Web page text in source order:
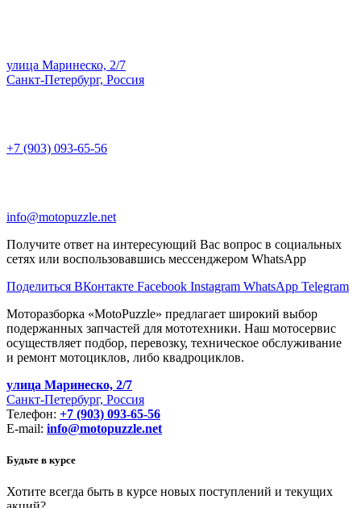
улица Маринеско, 2/7
Санкт-Петербург, Россия
+7 (903) 093-65-56
info@motopuzzle.net
Получите ответ на интересующий Вас вопрос в социальных
сетях или воспользовавшись мессенджером WhatsApp
Поделиться ВКонтакте Facebook Instagram WhatsApp Telegram
Моторазборка «MotoPuzzle» предлагает широкий выбор
подержанных запчастей для мототехники. Наш мотосервис
осуществляет подбор, перевозку, техническое обслуживание
и ремонт мотоциклов, либо квадроциклов.
улица Маринеско, 2/7
Санкт-Петербург, Россия
Телефон: +7 (903) 093-65-56
E-mail: info@motopuzzle.net
Будьте в курсе
Хотите всегда быть в курсе новых поступлений и текущих